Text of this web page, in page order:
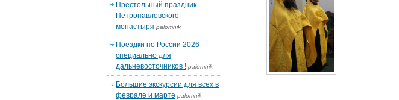
Престольный праздник
Петропавловского
монастыря palomnik
Поездки по России 2026 –
специально для
дальневосточников ! palomnik
Большие экскурсии для всех в
феврале и марте palomnik